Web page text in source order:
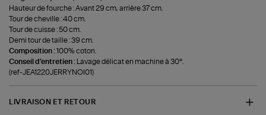
Hauteur de fourche : Avant 29 cm, arrière 37 cm.
Tour de cheville : 40 cm.
Tour de cuisse : 50 cm.
Demi tour de taille : 39 cm.
Composition :100% coton.
Conseil d'entretien : Lavage délicat en machine à 30°.
(ref-JEA1220JERRYNOI01)
LIVRAISON ET RETOUR